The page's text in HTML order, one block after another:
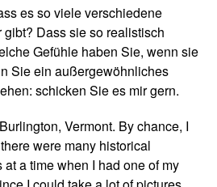
es so viele verschiedene
Dass sie so realistisch
Gefühle haben Sie, wenn sie
Sie ein außergewöhnliches
schicken Sie es mir gern.
Vermont. By chance, I
were many historical
a time when I had one of my